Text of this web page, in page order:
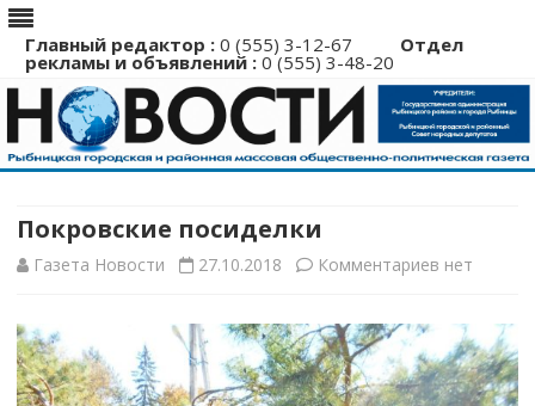
Главный редактор : 0 (555) 3-12-67 Отдел
рекламы и объявлений : 0 (555) 3-48-20
Перейти
Покровские посиделки
Газета Новости 27.10.2018 Комментариев к
Покровские
посиделки
нет